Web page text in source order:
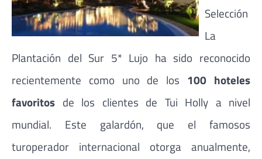
Selección
La
Plantación del Sur 5* Lujo ha sido reconocido
recientemente como uno de los 100 hoteles
favoritos de los clientes de Tui Holly a nivel
mundial. Este galardón, que el famosos
turoperador internacional otorga anualmente,